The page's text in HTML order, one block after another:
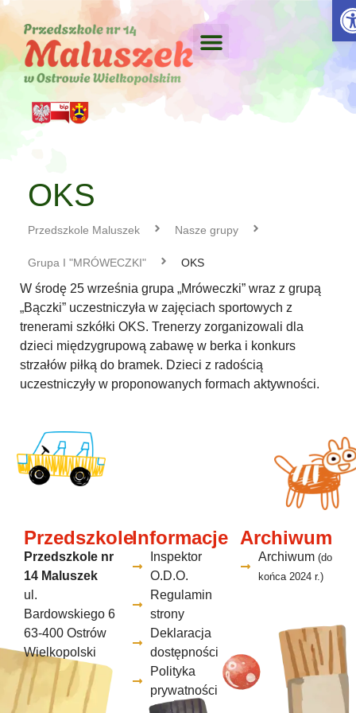
OKS
Przedszkole Maluszek Nasze grupy
Grupa I "MRÓWECZKI" OKS
W środę 25 września grupa „Mróweczki” wraz z grupą
„Bączki” uczestniczyła w zajęciach sportowych z
trenerami szkółki OKS. Trenerzy zorganizowali dla
dzieci międzygrupową zabawę w berka i konkurs
strzałów piłką do bramek. Dzieci z radością
uczestniczyły w proponowanych formach aktywności.
Przedszkole
Przedszkole nr
14 Maluszek
ul.
Bardowskiego 6
63-400 Ostrów
Wielkopolski
Informacje
Inspektor
O.D.O.
Regulamin
strony
Deklaracja
dostępności
Polityka
prywatności
Archiwum
Archiwum (do
końca 2024 r.)